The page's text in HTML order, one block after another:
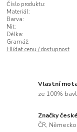
Číslo produktu:
Materiál:
Barva:
Nit:
Délka:
Gramáž:
Hlídat cenu / dostupnost
Vlastní
ze 100%
Značky
ČR,